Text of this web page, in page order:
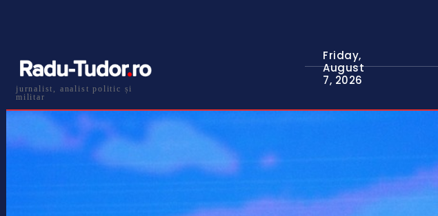
jurnalist, analist politic și
militar
Friday,
August
7, 2026